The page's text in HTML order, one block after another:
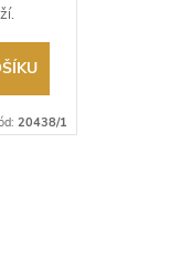
20438/1